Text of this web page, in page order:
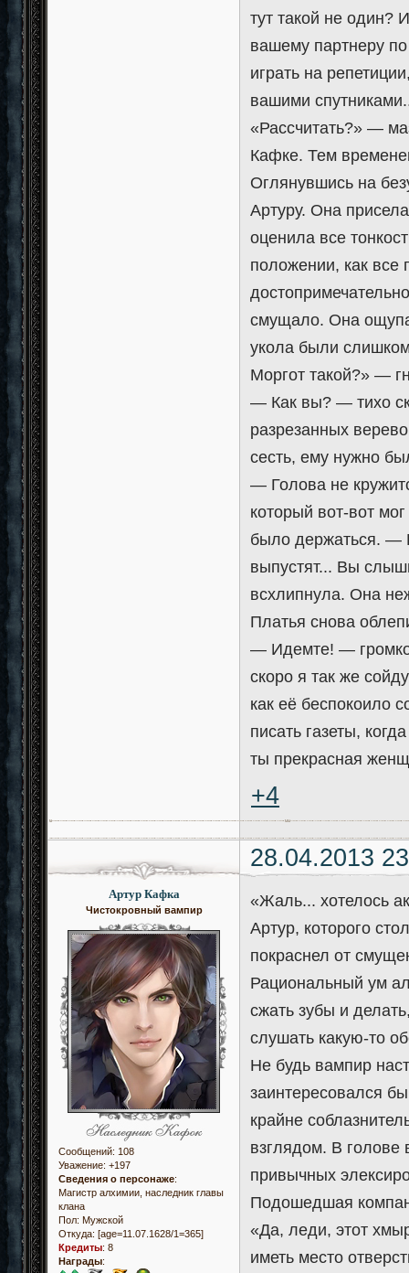
тут такой не один?
вашему партнеру
играть на
вашими
«Рассчитать?» —
Кафке. Тем
Оглянувшись на
Артуру. Она
оценила все
положении, как все
смущало. Она
укола были
Моргот такой?» —
— Как вы? — тихо
разрезанных
сесть, ему нужно
— Голова не
который вот-вот
было держаться. —
выпустят... Вы
всхлипнула. Она
Платья снова
— Идемте! — громко
скоро я так же
как её беспокоило
писать газеты,
ты прекрасная
+4
28.04.2013
Артур Кафка
Чистокровный вампир
Сообщений: 108
Уважение: +197
Сведения о персонаже:
Магистр алхимии, наследник главы
клана
Пол: Мужской
Откуда: [age=11.07.1628/1=365]
Кредиты: 8
Награды:
«Жаль... хотелось
Артур, которого
покраснел от
Рациональный ум
сжать зубы и
слушать какую-то
Не будь вампир
заинтересовался
крайне
взглядом. В голове
привычных
Подошедшая
«Да, леди, этот
иметь место